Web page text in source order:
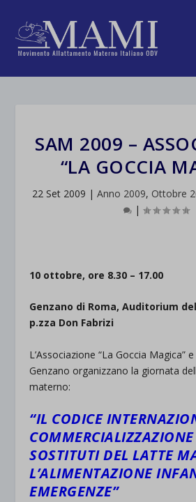
SAM 2009 –
“LA GOCCIA
22 Set 2009 | Anno 2009, Ottobre
|
10 ottobre, ore 8.30 – 17.00
Genzano di Roma, Auditorium
p.zza Don Fabrizi
L’Associazione “La Goccia Magica”
Genzano organizzano la giornata
materno:
“IL CODICE
SOSTITUTI DEL LATTE
L’ALIMENTAZIONE
EMERGENZE”